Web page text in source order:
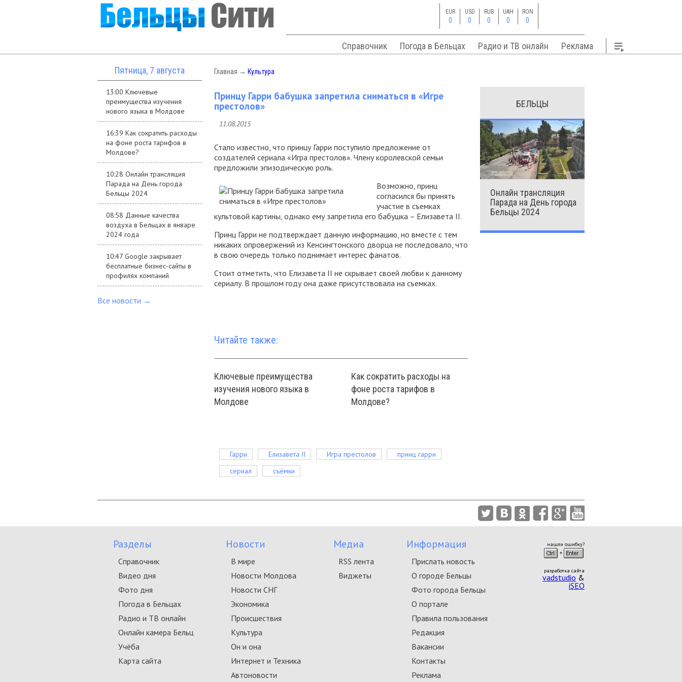
EUR
0
USD
0
RUB
0
UAH
0
RON
0
Справочник Погода в Бельцах Радио и ТВ онлайн Реклама
Пятница, 7 августа
13:00 Ключевые
преимущества изучения
нового языка в Молдове
16:39 Как сократить расходы
на фоне роста тарифов в
Молдове?
10:28 Онлайн трансляция
Парада на День города
Бельцы 2024
08:58 Данные качества
воздуха в Бельцах в январе
2024 года
10:47 Google закрывает
бесплатные бизнес-сайты в
профилях компаний
Все новости →
Главная → Культура
Принцу Гарри бабушка запретила сниматься в «Игре
престолов»
11.08.2015
Стало известно, что принцу Гарри поступило предложение от
создателей сериала «Игра престолов». Члену королевской семьи
предложили эпизодическую роль.
Возможно, принц
согласился бы принять
участие в съемках
культовой картины, однако ему запретила его бабушка – Елизавета II.
Принц Гарри не подтверждает данную информацию, но вместе с тем
никаких опровержений из Кенсингтонского дворца не последовало, что
в свою очередь только поднимает интерес фанатов.
Стоит отметить, что Елизавета II не скрывает своей любви к данному
сериалу. В прошлом году она даже присутствовала на съемках.
Читайте также:
Ключевые преимущества
изучения нового языка в
Молдове
Как сократить расходы на
фоне роста тарифов в
Молдове?
Гарри Елизавета II Игра престолов
принц гарри
сериал
съёмки
БЕЛЬЦЫ
Онлайн трансляция
Парада на День города
Бельцы 2024
Разделы
Справочник
Видео дня
Фото дня
Погода в Бельцах
Радио и ТВ онлайн
Онлайн камера Бельц
Учёба
Карта сайта
Новости
В мире
Новости Молдова
Новости СНГ
Экономика
Происшествия
Культура
Он и она
Интернет и Техника
Автоновости
Медиа
RSS лента
Виджеты
Информация
Прислать новость
О городе Бельцы
Фото города Бельцы
О портале
Правила пользования
Редакция
Вакансии
Контакты
Реклама
нашли ошибку?
разработка сайта
vadstudio &
iSEO